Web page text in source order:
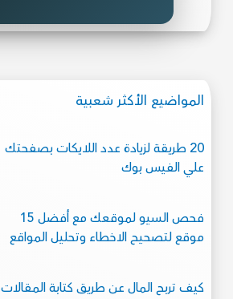
المواضيع الأكثر شعبية
20 طريقة لزيادة عدد اللايكات بصفحتك
علي الفيس بوك
فحص السيو لموقعك مع أفضل 15
موقع لتصحيح الاخطاء وتحليل المواقع
كيف تربح المال عن طريق كتابة المقالات